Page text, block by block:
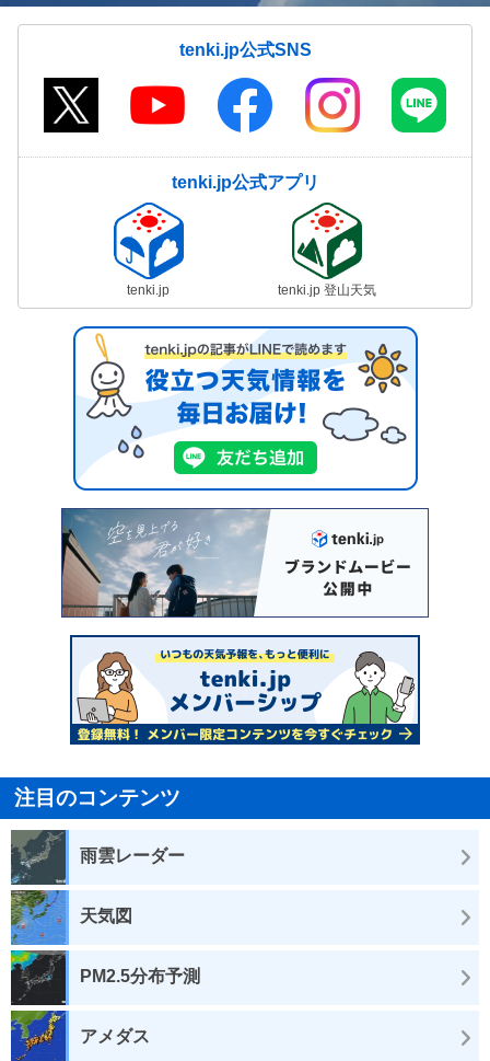
tenki.jp公式SNS
tenki.jp公式アプリ
tenki.jp tenki.jp 登山天気
注目のコンテンツ
雨雲レーダー
天気図
PM2.5分布予測
アメダス